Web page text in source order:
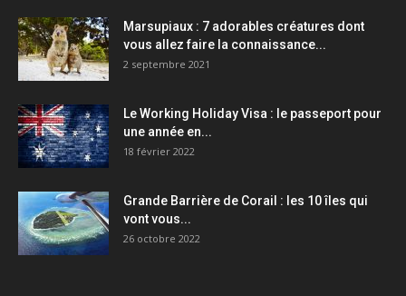
Marsupiaux : 7 adorables créatures dont
vous allez faire la connaissance...
2 septembre 2021
Le Working Holiday Visa : le passeport pour
une année en...
18 février 2022
Grande Barrière de Corail : les 10 îles qui
vont vous...
26 octobre 2022